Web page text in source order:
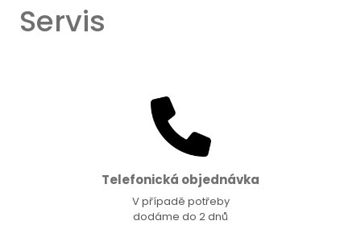
Servis
Telefonická objednávka
V případě potřeby
dodáme do 2 dnů